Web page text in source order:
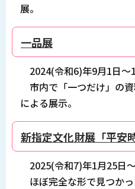
展。
一品展
2024(令和6)年9月1日～
市内で「一つだけ」の
による展示。
新指定文化財展「平安
2025(令和7)年1月25日
ほぼ完全な形で見つか